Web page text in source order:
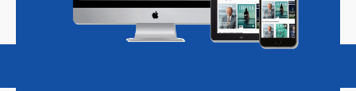
Magazine Podcasts Vacatures